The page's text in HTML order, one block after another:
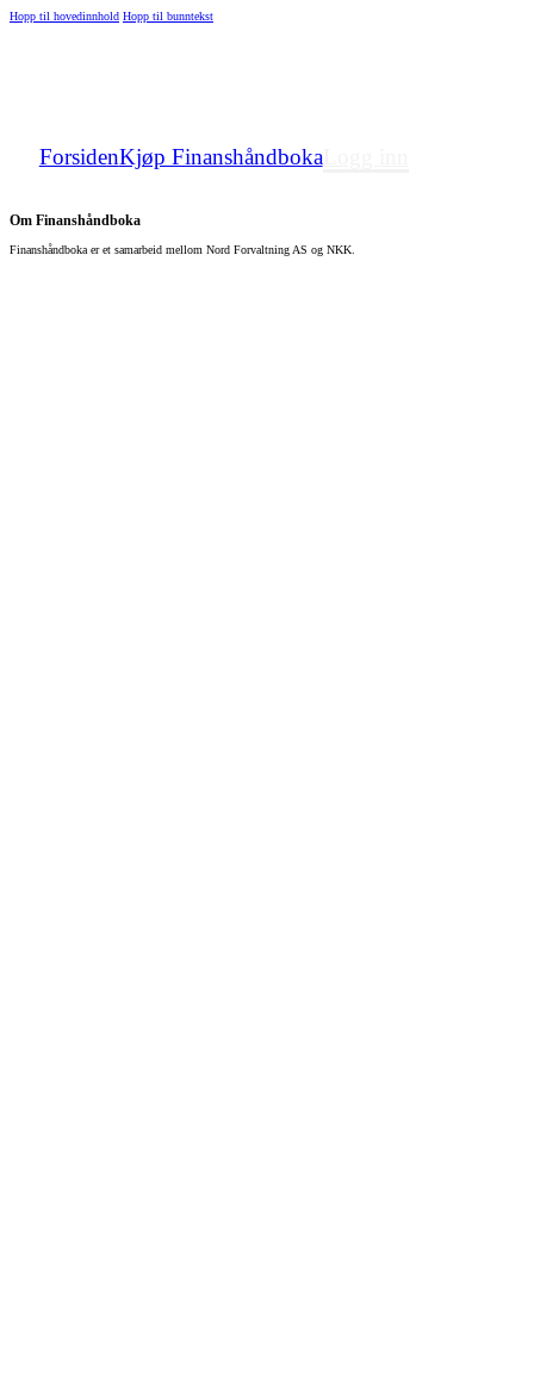
Hopp til hovedinnhold Hopp til bunntekst
ForsidenKjøp FinanshåndbokaLogg inn
Om Finanshåndboka
Finanshåndboka er et samarbeid mellom Nord Forvaltning AS og NKK.